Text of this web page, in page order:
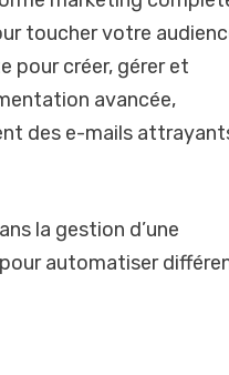
toucher votre
pour créer, gérer et
avancée,
des e-mails
la gestion d’une
automatiser